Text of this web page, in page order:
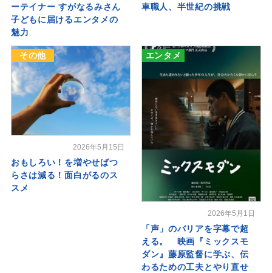
ーテイナー すがなるみさん
子どもに届けるエンタメの
魅力
車職人、半世紀の挑戦
その他
2026年5月15日
おもしろい！を増やせばつ
らさは減る！面白がるのス
スメ
エンタメ
2026年5月1日
「声」のバリアを字幕で超
える。 映画『ミックスモ
ダン』藤原監督に学ぶ、伝
わるための工夫とやり直せ